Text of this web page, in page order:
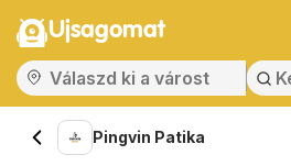
Ujsagomat
Pingvin Patika